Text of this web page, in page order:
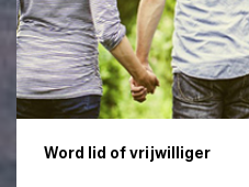
Word lid of vrijwilliger